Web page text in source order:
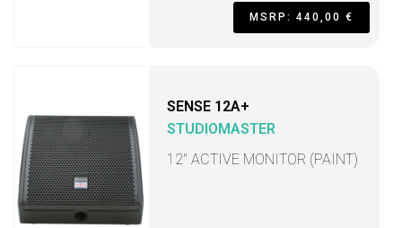
MSRP: 440,00 €
SENSE 12A+
STUDIOMASTER
12" ACTIVE MONITOR (PAINT)